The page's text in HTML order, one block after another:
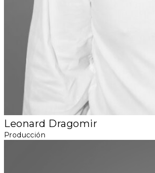
Leonard Dragomir
Producción